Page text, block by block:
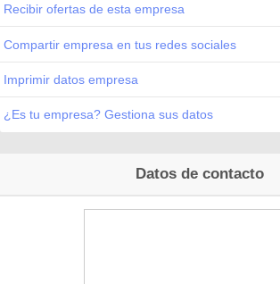
Recibir ofertas de esta empresa
Compartir empresa en tus redes sociales
Imprimir datos empresa
¿Es tu empresa? Gestiona sus datos
Datos de contacto